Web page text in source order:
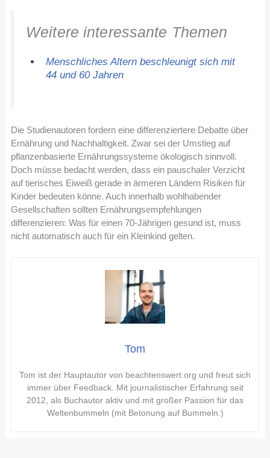
Weitere interessante Themen
Menschliches Altern beschleunigt sich mit
44 und 60 Jahren
Die Studienautoren fordern eine differenziertere Debatte über
Ernährung und Nachhaltigkeit. Zwar sei der Umstieg auf
pflanzenbasierte Ernährungssysteme ökologisch sinnvoll.
Doch müsse bedacht werden, dass ein pauschaler Verzicht
auf tierisches Eiweiß gerade in ärmeren Ländern Risiken für
Kinder bedeuten könne. Auch innerhalb wohlhabender
Gesellschaften sollten Ernährungsempfehlungen
differenzieren: Was für einen 70-Jährigen gesund ist, muss
nicht automatisch auch für ein Kleinkind gelten.
Tom
Tom ist der Hauptautor von beachtenswert.org und freut sich
immer über Feedback. Mit journalistischer Erfahrung seit
2012, als Buchautor aktiv und mit großer Passion für das
Weltenbummeln (mit Betonung auf Bummeln.)